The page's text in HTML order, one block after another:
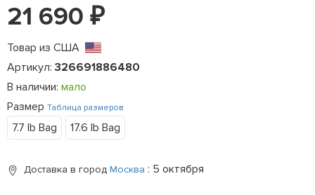
21 690 ₽
Товар из США
Артикул: 326691886480
В наличии: мало
Размер Таблица размеров
7.7 lb Bag 17.6 lb Bag
Доставка в город Москва : 5 октября